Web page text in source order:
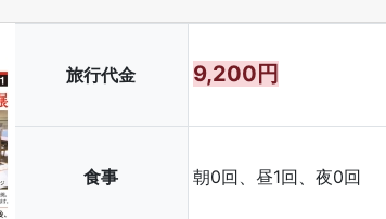
旅行代金 9,200円
食事 朝0回、昼1回、夜0回